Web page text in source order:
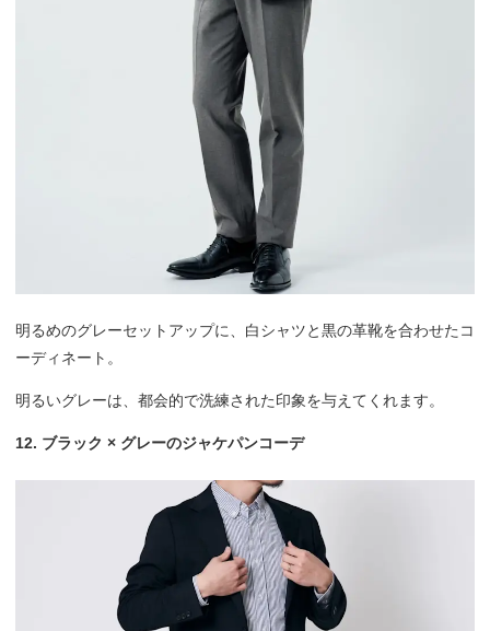
明るめのグレーセットアップに、白シャツと黒の革靴を合わせたコ
ーディネート。
明るいグレーは、都会的で洗練された印象を与えてくれます。
12. ブラック × グレーのジャケパンコーデ